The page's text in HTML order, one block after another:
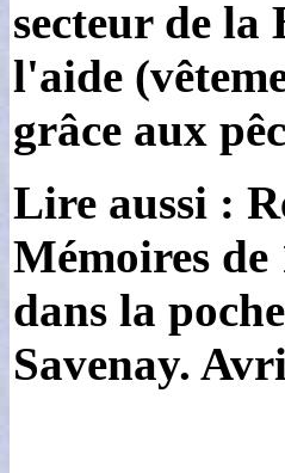
secteur de
l'aide
grâce aux
Lire aussi :
Mémoires de
dans la
Savenay.